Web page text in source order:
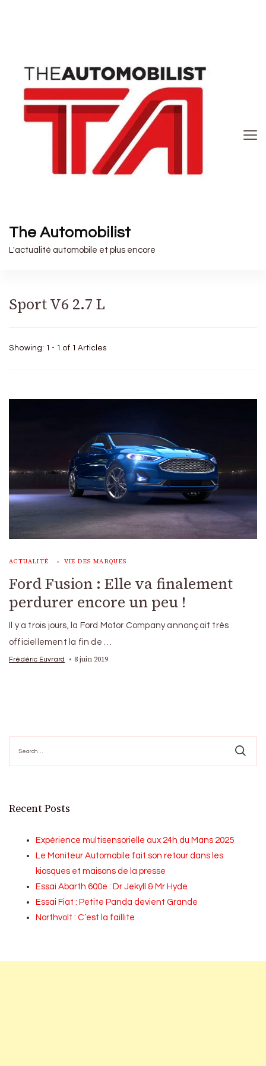
The Automobilist
L'actualité automobile et plus encore
Sport V6 2.7 L
Showing: 1 - 1 of 1 Articles
ACTUALITÉ VIE DES MARQUES
Ford Fusion : Elle va finalement
perdurer encore un peu !
Il y a trois jours, la Ford Motor Company annonçait très
officiellement la fin de …
Frédéric Euvrard 8 juin 2019
for:
Recent Posts
Expérience multisensorielle aux 24h du Mans 2025
Le Moniteur Automobile fait son retour dans les
kiosques et maisons de la presse
Essai Abarth 600e : Dr Jekyll & Mr Hyde
Essai Fiat : Petite Panda devient Grande
Northvolt : C’est la faillite